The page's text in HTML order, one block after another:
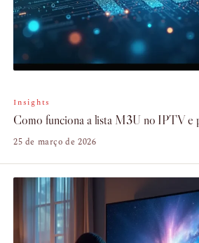
Insights
Como funciona a lista M3U no IPTV e
25 de março de 2026